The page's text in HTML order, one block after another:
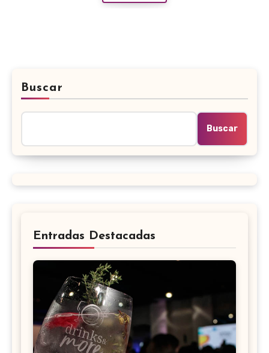
Buscar
Buscar
Entradas Destacadas